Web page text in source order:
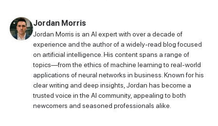
Jordan Morris
Jordan Morris is an AI expert with over a decade of
experience and the author of a widely-read blog focused
on artificial intelligence. His content spans a range of
topics—from the ethics of machine learning to real-world
applications of neural networks in business. Known for his
clear writing and deep insights, Jordan has become a
trusted voice in the AI community, appealing to both
newcomers and seasoned professionals alike.